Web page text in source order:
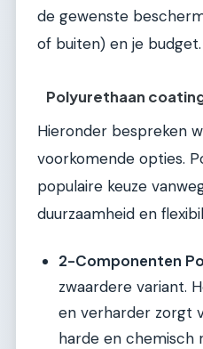
de gewenste
of buiten) en je budget.
Polyurethaan
Hieronder bespreken
voorkomende opties.
populaire keuze
duurzaamheid en
2-Componenten
zwaardere variant.
en verharder zorgt
harde en chemisch